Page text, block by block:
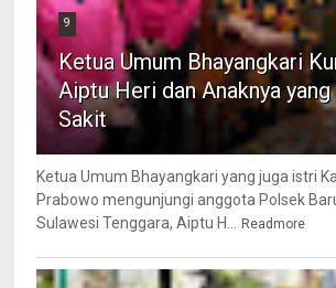
9
Ketua Umum Bhayangkari
Aiptu Heri dan Anaknya
Sakit
Ketua Umum Bhayangkari yang juga istri
Prabowo mengunjungi anggota Polsek
Sulawesi Tenggara, Aiptu H...
Readmore